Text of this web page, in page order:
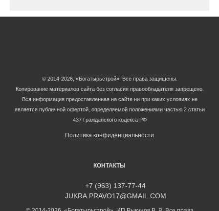
© 2014-2026, «Богатырьстрой». Все права защищены.
Копирование материалов сайта без согласия правообладателя запрещено.
Вся информация предоставленная на сайте ни при каких условиях не
является публичной офертой, определяемой положениями частью 2 статьи
437 Гражданского кодекса РФ
Политика конфиденциальности
КОНТАКТЫ
+7 (963) 137-77-44
JUKRA.PRAVO17@GMAIL.COM